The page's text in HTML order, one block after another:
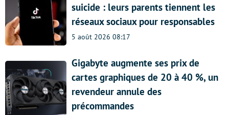
suicide : leurs parents tiennent les
réseaux sociaux pour responsables
5 août 2026 08:17
Gigabyte augmente ses prix de
cartes graphiques de 20 à 40 %, un
revendeur annule des
précommandes